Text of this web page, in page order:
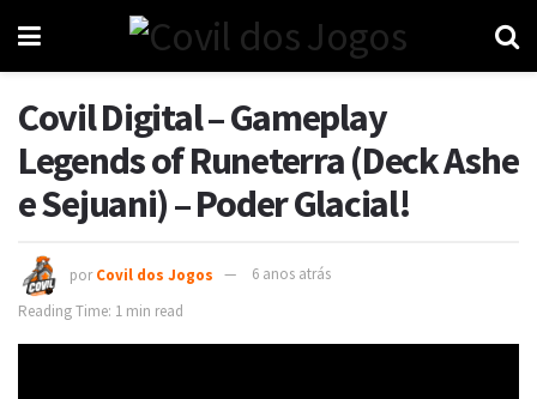
Covil Digital – Gameplay
Legends of Runeterra (Deck Ashe
e Sejuani) – Poder Glacial!
por Covil dos Jogos
6 anos atrás
Reading Time: 1 min read